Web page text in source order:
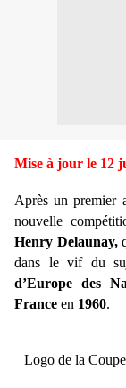
Mise à jour le 12
Après un premier
nouvelle
Henry Delaunay,
dans le vif du
d’Europe des
France en 1960.
Logo de la